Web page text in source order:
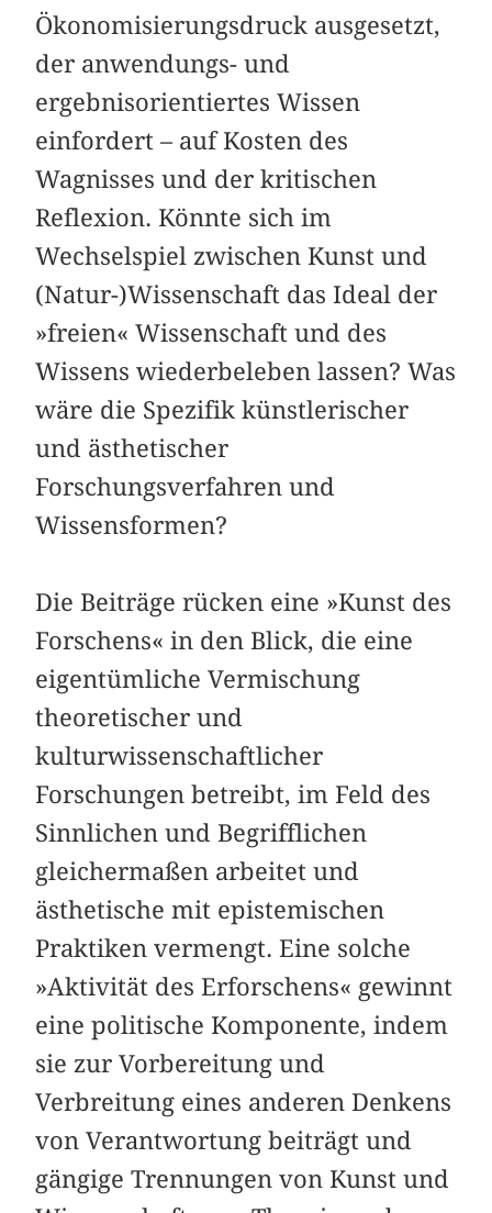
Ökonomisierungsdruck ausgesetzt,
der anwendungs- und
ergebnisorientiertes Wissen
einfordert – auf Kosten des
Wagnisses und der kritischen
Reflexion. Könnte sich im
Wechselspiel zwischen Kunst und
(Natur-)Wissenschaft das Ideal der
»freien« Wissenschaft und des
Wissens wiederbeleben lassen? Was
wäre die Spezifik künstlerischer
und ästhetischer
Forschungsverfahren und
Wissensformen?
Die Beiträge rücken eine »Kunst des
Forschens« in den Blick, die eine
eigentümliche Vermischung
theoretischer und
kulturwissenschaftlicher
Forschungen betreibt, im Feld des
Sinnlichen und Begrifflichen
gleichermaßen arbeitet und
ästhetische mit epistemischen
Praktiken vermengt. Eine solche
»Aktivität des Erforschens« gewinnt
eine politische Komponente, indem
sie zur Vorbereitung und
Verbreitung eines anderen Denkens
von Verantwortung beiträgt und
gängige Trennungen von Kunst und